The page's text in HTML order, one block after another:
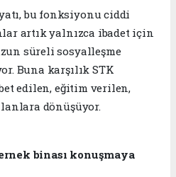
bu fonksiyonu ciddi
artık yalnızca ibadet için
süreli sosyalleşme
Buna karşılık STK
edilen, eğitim verilen,
dönüşüyor.
binası konuşmaya